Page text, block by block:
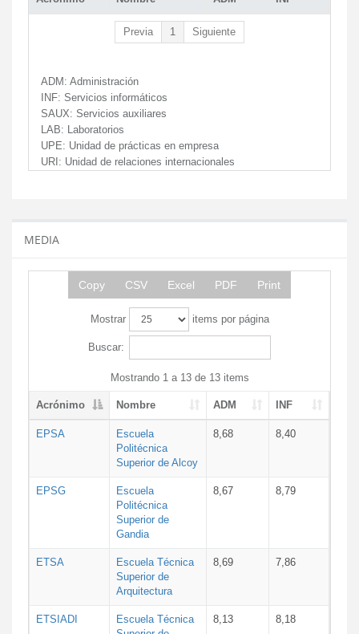
Previa 1 Siguiente
ADM: Administración
INF: Servicios informáticos
SAUX: Servicios auxiliares
LAB: Laboratorios
UPE: Unidad de prácticas en empresa
URI: Unidad de relaciones internacionales
MEDIA
Copy CSV Excel PDF Print
Mostrar items por página
Buscar:
Mostrando 1 a 13 de 13 items
Acrónimo Nombre ADM INF
EPSA
Escuela
Politécnica
Superior de Alcoy
8,68 8,40
EPSG
Escuela
Politécnica
Superior de
Gandia
8,67 8,79
ETSA
Escuela Técnica
Superior de
Arquitectura
8,69 7,86
ETSIADI
Escuela Técnica
8,13 8,18